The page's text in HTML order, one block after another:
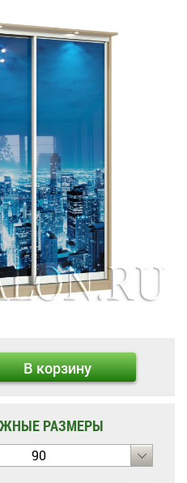
В корзину
РАЗМЕРЫ
90